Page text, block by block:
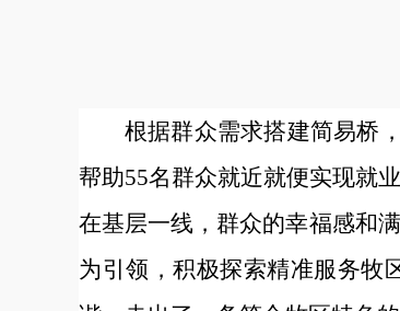
根据群众需求搭建简易桥
帮助55名群众就近就便实现就
在基层一线，群众的幸福感和
为引领，积极探索精准服务牧